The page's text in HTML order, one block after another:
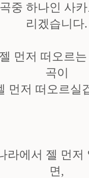
중 하나인 사
리겠습니다.
먼저 떠오르
곡이
먼저 떠오르실
라에서 젤 먼
면,